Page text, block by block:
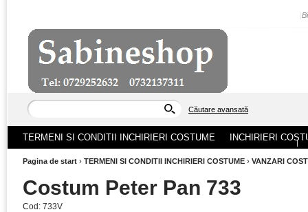
Căutare avansată
ACASA |
TERMENI SI CONDITII INCHIRIERI COSTUME INCHIRIERI
Pagina de start › TERMENI SI CONDITII INCHIRIERI COSTUME › VANZARI
Costum Peter Pan 733
Cod: 733V